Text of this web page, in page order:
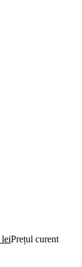
leiPrețul curent